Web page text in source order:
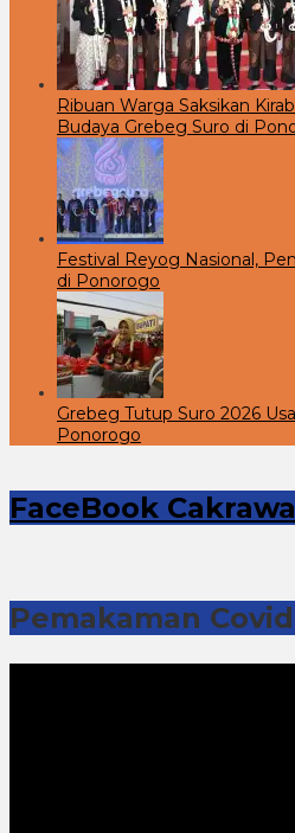
Ribuan Warga Saksikan
Budaya Grebeg Suro di
Festival Reyog Nasional,
di Ponorogo
Grebeg Tutup Suro 2026
Ponorogo
FaceBook
Pemakaman